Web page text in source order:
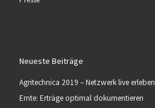
Neueste Beiträge
Agritechnica 2019 – Netzwerk live erleben
Ernte: Erträge optimal dokumentieren